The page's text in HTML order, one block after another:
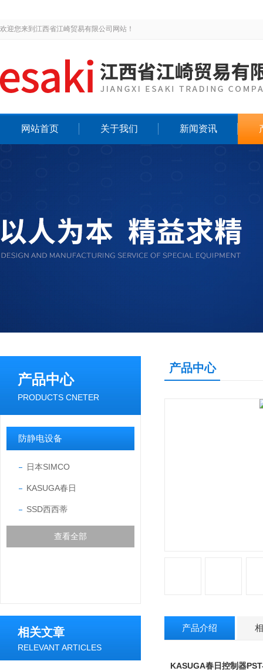
欢迎您来到江西省江崎贸易有限公司网站！
网站首页 关于我们 新闻资讯
产品中心
PRODUCTS CNETER
防静电设备
日本SIMCO
KASUGA春日
SSD西西蒂
查看全部
相关文章
RELEVANT ARTICLES
产品中心
产品介绍
KASUGA春日控制器